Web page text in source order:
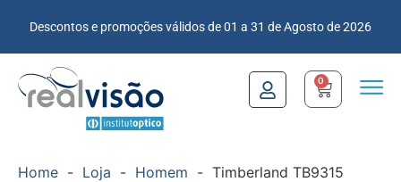
Descontos e promoções válidos de 01 a 31 de Agosto de 2026
0
Home - Loja - Homem - Timberland TB9315